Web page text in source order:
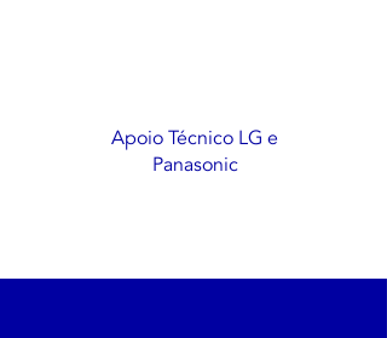
Apoio Técnico LG e
Panasonic